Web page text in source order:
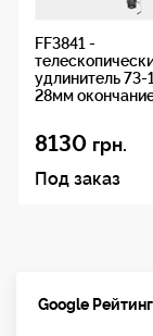
FF3841 -
удлинитель 73-
28мм
8130 грн.
Под заказ
Google